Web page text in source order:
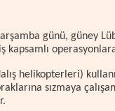
günü, güney
kapsamlı
helikopterleri)
sızmaya